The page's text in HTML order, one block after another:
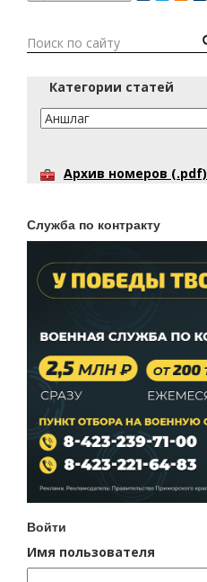
Категории статей
Архив номеров (.pdf)
Служба по контракту
Войти
Имя пользователя